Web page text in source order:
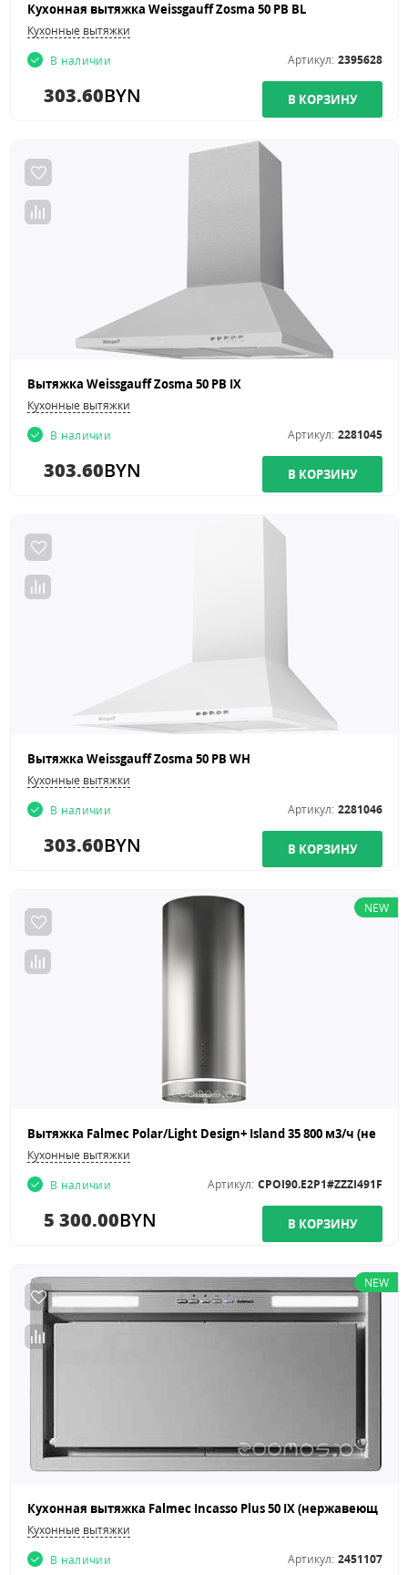
Кухонная вытяжка Weissgauff Zosma 50 PB BL
Кухонные вытяжки
В наличии
Артикул: 2395628
303.60BYN
Вытяжка Weissgauff Zosma 50 PB IX
Кухонные вытяжки
В наличии
Артикул: 2281045
303.60BYN
Вытяжка Weissgauff Zosma 50 PB WH
Кухонные вытяжки
В наличии
Артикул: 2281046
303.60BYN
NEW
Кухонные вытяжки
В наличии
Артикул: CPOI90.E2P1#ZZZI491F
5 300.00BYN
NEW
Кухонные вытяжки
В наличии
Артикул: 2451107